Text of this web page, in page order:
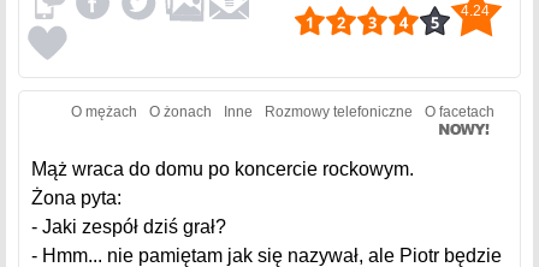
4.24
O mężach O żonach Inne Rozmowy telefoniczne O facetach
Mąż wraca do domu po koncercie rockowym.
Żona pyta:
- Jaki zespół dziś grał?
- Hmm... nie pamiętam jak się nazywał, ale Piotr będzie